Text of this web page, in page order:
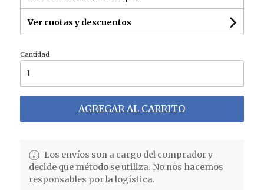
Ver cuotas y descuentos
Cantidad
AGREGAR AL CARRITO
Los envíos son a cargo del comprador y
decide que método se utiliza. No nos hacemos
responsables por la logística.